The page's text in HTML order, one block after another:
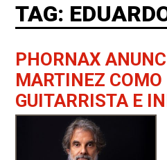
TAG:
PHORNAX
MARTINEZ COMO
GUITARRISTA E